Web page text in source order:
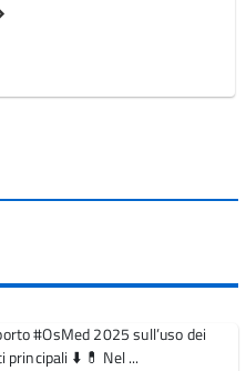
#OsMed 2025 sull’uso dei
⬇️ 💊 Nel ...